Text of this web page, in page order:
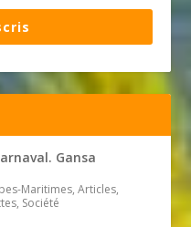
Gansa
Maritimes, Articles,
Société